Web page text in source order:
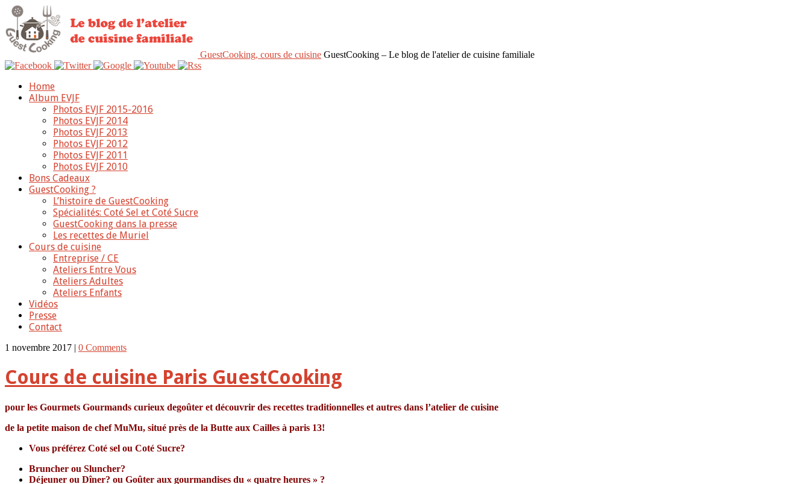
GuestCooking, cours de cuisine GuestCooking – Le blog de l'atelier de cuisine familiale
Home
Album EVJF
Photos EVJF 2015-2016
Photos EVJF 2014
Photos EVJF 2013
Photos EVJF 2012
Photos EVJF 2011
Photos EVJF 2010
Bons Cadeaux
GuestCooking ?
L’histoire de GuestCooking
Spécialités: Coté Sel et Coté Sucre
GuestCooking dans la presse
Les recettes de Muriel
Cours de cuisine
Entreprise / CE
Ateliers Entre Vous
Ateliers Adultes
Ateliers Enfants
Vidéos
Presse
Contact
1 novembre 2017 | 0 Comments
Cours de cuisine Paris GuestCooking
pour les Gourmets Gourmands curieux degoûter et découvrir des recettes traditionnelles et autres dans l’atelier de cuisine
de la petite maison de chef MuMu, situé près de la Butte aux Cailles à paris 13!
Vous préférez Coté sel ou Coté Sucre?
Bruncher ou Sluncher?
Déjeuner ou Dîner? ou Goûter aux gourmandises du « quatre heures » ?